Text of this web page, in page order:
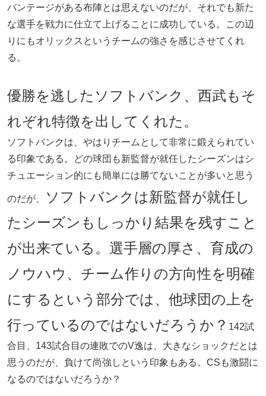
バンテージがある布陣とは思えないのだが、それでも新た
な選手を戦力に仕立て上げることに成功している。この辺
りにもオリックスというチームの強さを感じさせてくれ
る。
優勝を逃したソフトバンク、西武もそ
れぞれ特徴を出してくれた。
ソフトバンクは、やはりチームとして非常に鍛えられてい
る印象である。どの球団も新監督が就任したシーズンはシ
チュエーション的にも簡単には勝てないことが多いと思う
のだが、
ソフトバンクは新監督が就任し
たシーズンもしっかり結果を残すこと
が出来ている。選手層の厚さ、育成の
ノウハウ、チーム作りの方向性を明確
にするという部分では、他球団の上を
行っているのではないだろうか？ 142試
合目、143試合目の連敗でのV逸は、大きなショックだとは
思うのだが、負けて尚強しという印象もある。CSも激闘に
なるのではないだろうか？